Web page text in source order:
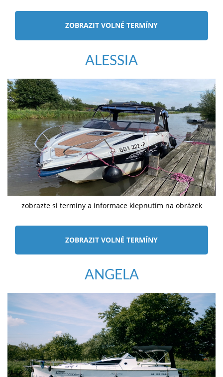
ZOBRAZIT VOLNÉ TERMÍNY
ALESSIA
zobrazte si termíny a informace klepnutím na obrázek
ZOBRAZIT VOLNÉ TERMÍNY
ANGELA